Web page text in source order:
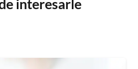
interesarle